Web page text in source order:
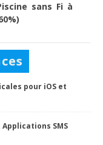
sans Fi à
pour iOS et
SMS